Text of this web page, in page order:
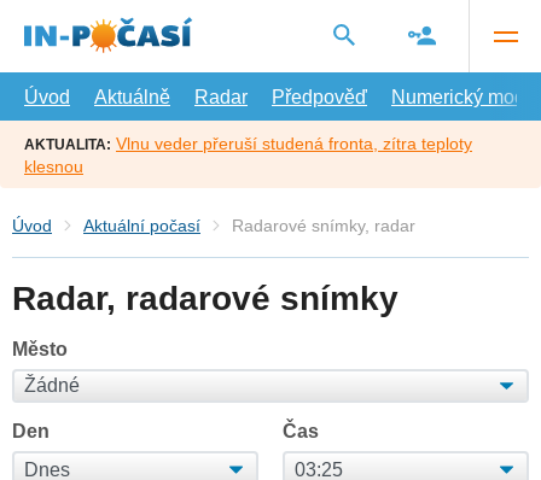
hlavní
Úvod
Aktuálně Radar Předpověď Numerický model
AKTUALITA: Vlnu veder přeruší studená fronta, zítra teploty
klesnou
Úvod Aktuální počasí Radarové snímky, radar
Radar, radarové snímky
Město
Den Čas